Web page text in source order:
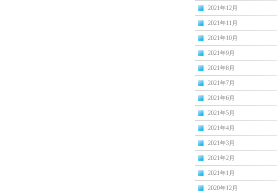
2021年12月
2021年11月
2021年10月
2021年9月
2021年8月
2021年7月
2021年6月
2021年5月
2021年4月
2021年3月
2021年2月
2021年1月
2020年12月